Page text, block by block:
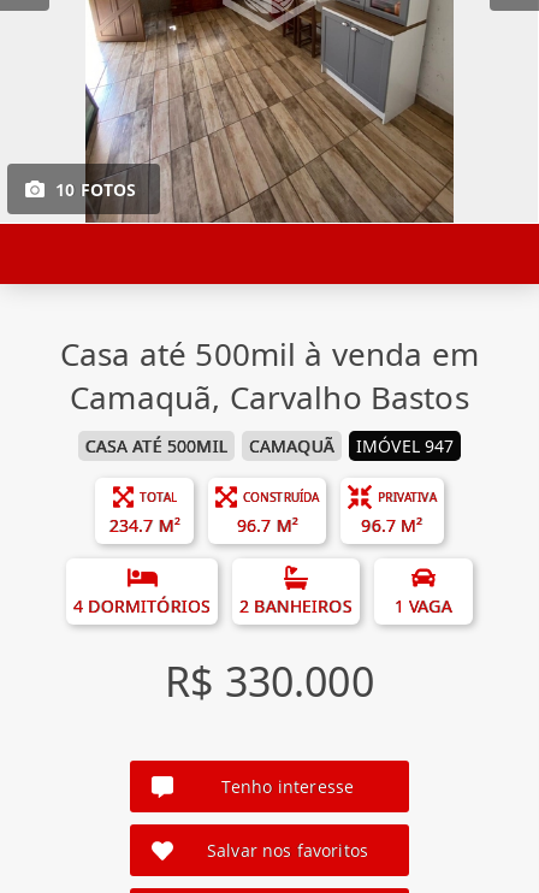
10 FOTOS
Casa até 500mil à venda em
Camaquã, Carvalho Bastos
CASA ATÉ 500MIL CAMAQUÃ IMÓVEL 947
TOTAL
234.7 M²
CONSTRUÍDA
96.7 M²
PRIVATIVA
96.7 M²
4 DORMITÓRIOS 2 BANHEIROS 1 VAGA
R$ 330.000
Tenho interesse
Salvar nos favoritos